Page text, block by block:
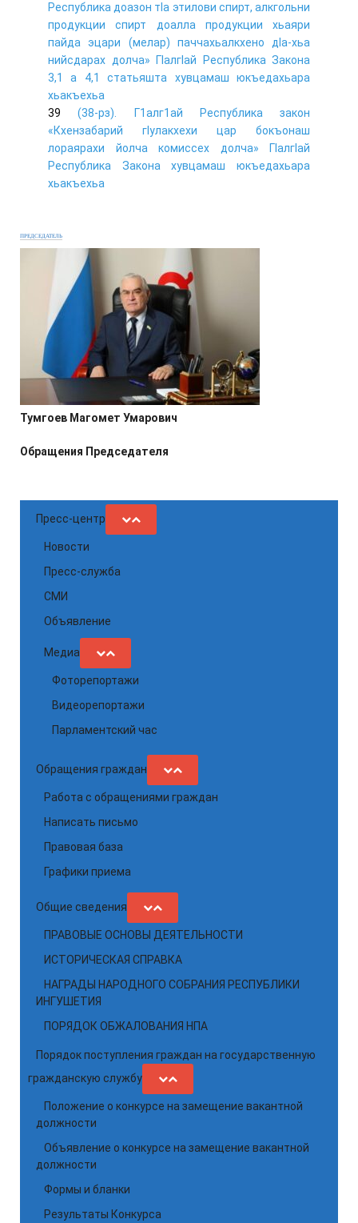
Республика доазон тIа этилови спирт, алкгольни
продукции спирт доалла продукции хьаяри
пайда эцари (мелар) паччахьалкхено дIа-хьа
нийсдарах долча» ГIалгIай Республика Закона
3,1 а 4,1 статьяшта хувцамаш юкъедахьара
хьакъехьа
39(38-рз). Г1алг1ай Республика закон
«Кхензабарий гIулакхехи цар бокъонаш
лораярахи йолча комиссех долча» ГIалгIай
Республика Закона хувцамаш юкъедахьара
хьакъехьа
ПРЕДСЕДАТЕЛЬ
Тумгоев Магомет Умарович
Обращения Председателя
Пресс-центр
Новости
Пресс-служба
СМИ
Объявление
Медиа
Фоторепортажи
Видеорепортажи
Парламентский час
Обращения граждан
Работа с обращениями граждан
Написать письмо
Правовая база
Графики приема
Общие сведения
ПРАВОВЫЕ ОСНОВЫ ДЕЯТЕЛЬНОСТИ
ИСТОРИЧЕСКАЯ СПРАВКА
НАГРАДЫ НАРОДНОГО СОБРАНИЯ РЕСПУБЛИКИ
ИНГУШЕТИЯ
ПОРЯДОК ОБЖАЛОВАНИЯ НПА
Порядок поступления граждан на государственную
гражданскую службу
Положение о конкурсе на замещение вакантной
должности
Объявление о конкурсе на замещение вакантной
должности
Формы и бланки
Результаты Конкурса